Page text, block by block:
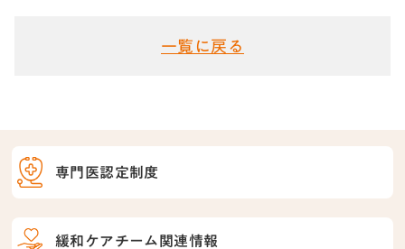
専門医認定制度
緩和ケアチーム関連情報
一覧に戻る